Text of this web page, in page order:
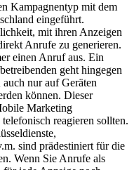
Kampagnentyp mit dem
eingeführt.
mit ihren Anzeigen
Anrufe zu generieren.
einen Anruf aus. Ein
geht hingegen
nur auf Geräten
können. Dieser
Marketing
reagieren sollten.
sind prädestiniert für die
Wenn Sie Anrufe als